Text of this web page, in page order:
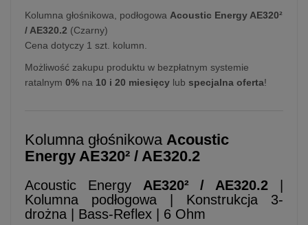
Kolumna głośnikowa, podłogowa Acoustic Energy AE320²
/ AE320.2 (Czarny)
Cena dotyczy 1 szt. kolumn.
Możliwość zakupu produktu w bezpłatnym systemie
ratalnym 0% na 10 i 20 miesięcy lub specjalna oferta!
Kolumna głośnikowa Acoustic
Energy AE320² / AE320.2
Acoustic Energy AE320² / AE320.2
Kolumna podłogowa | Konstrukcja 3-
drożna | Bass-Reflex | 6 Ohm